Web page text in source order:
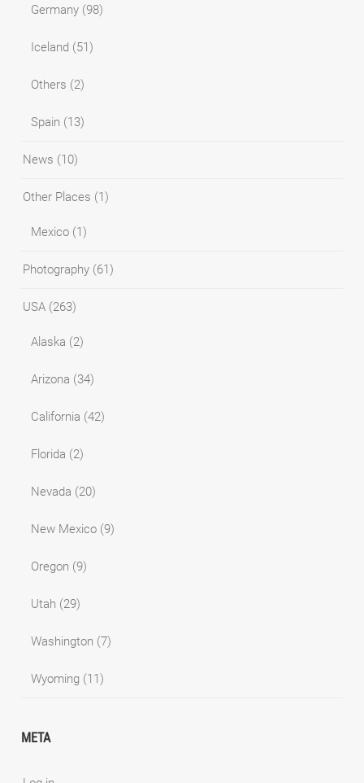
Germany (98)
Iceland (51)
Others (2)
Spain (13)
News (10)
Other Places (1)
Mexico (1)
Photography (61)
USA (263)
Alaska (2)
Arizona (34)
California (42)
Florida (2)
Nevada (20)
New Mexico (9)
Oregon (9)
Utah (29)
Washington (7)
Wyoming (11)
META